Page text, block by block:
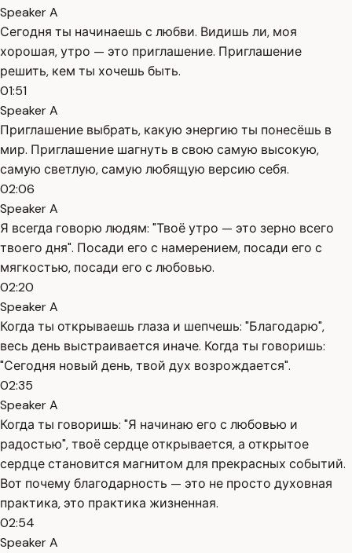
Speaker A
Сегодня ты начинаешь с любви. Видишь ли, моя
хорошая, утро — это приглашение. Приглашение
решить, кем ты хочешь быть.
01:51
Speaker A
Приглашение выбрать, какую энергию ты понесёшь в
мир. Приглашение шагнуть в свою самую высокую,
самую светлую, самую любящую версию себя.
02:06
Speaker A
Я всегда говорю людям: "Твоё утро — это зерно всего
твоего дня". Посади его с намерением, посади его с
мягкостью, посади его с любовью.
02:20
Speaker A
Когда ты открываешь глаза и шепчешь: "Благодарю",
весь день выстраивается иначе. Когда ты говоришь:
"Сегодня новый день, твой дух возрождается".
02:35
Speaker A
Когда ты говоришь: "Я начинаю его с любовью и
радостью", твоё сердце открывается, а открытое
сердце становится магнитом для прекрасных событий.
Вот почему благодарность — это не просто духовная
практика, это практика жизненная.
02:54
Speaker A